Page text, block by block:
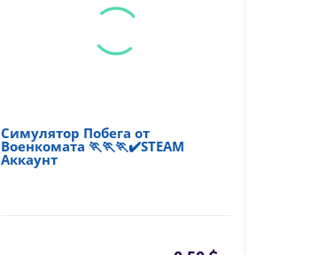
Симулятор Побега от
Военкомата 🏃🏃🏃✔️STEAM
Аккаунт